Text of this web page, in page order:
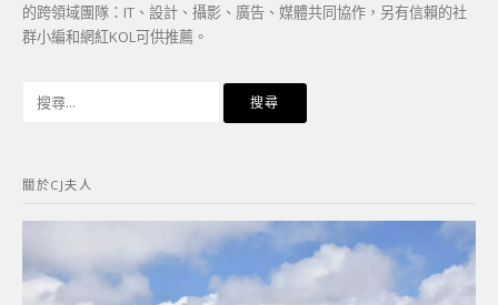
的跨領域團隊：IT、設計、攝影、廣告、媒體共同協作，另有信賴的社
群小編和網紅KOL可供推薦。
字:
關於CJ夫人